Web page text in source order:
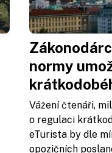
normy
Vážení čtenáři,
o regulaci
eTurista by dle
opozičních